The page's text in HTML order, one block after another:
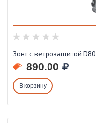
Зонт с ветрозащитой D80
890.00
В корзину